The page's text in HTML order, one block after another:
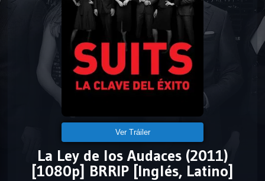
Ver Tráiler
La Ley de los Audaces (2011)
[1080p] BRRIP [Inglés, Latino]